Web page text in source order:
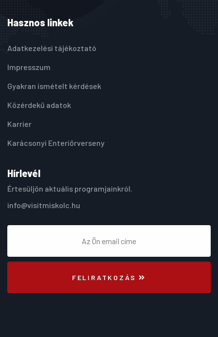
Hasznos linkek
Adatkezelési tájékoztató
Impresszum
Gyakran ismételt kérdések
Közérdekű adatok
Karrier
Karácsonyi Enteriőrverseny
Hírlevél
Értesüljön aktuális programjainkról.
info@visitmiskolc.hu
FELIRATKOZÁS